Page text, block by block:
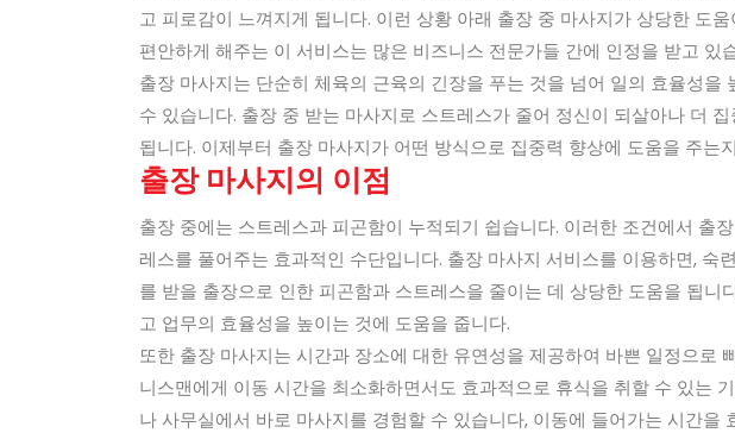
고 피로감이 느껴지게 됩니다. 이런 상황 아래 출장 중 마사지가 상당한 도
편안하게 해주는 이 서비스는 많은 비즈니스 전문가들 간에 인정을 받고 있
출장 마사지는 단순히 체육의 근육의 긴장을 푸는 것을 넘어 일의 효율성을
수 있습니다. 출장 중 받는 마사지로 스트레스가 줄어 정신이 되살아나 더
됩니다. 이제부터 출장 마사지가 어떤 방식으로 집중력 향상에 도움을 주는
출장 마사지의 이점
출장 중에는 스트레스과 피곤함이 누적되기 쉽습니다. 이러한 조건에서 출
레스를 풀어주는 효과적인 수단입니다. 출장 마사지 서비스를 이용하면, 숙
를 받을 출장으로 인한 피곤함과 스트레스을 줄이는 데 상당한 도움을 됩니
고 업무의 효율성을 높이는 것에 도움을 줍니다.
또한 출장 마사지는 시간과 장소에 대한 유연성을 제공하여 바쁜 일정으로
니스맨에게 이동 시간을 최소화하면서도 효과적으로 휴식을 취할 수 있는
나 사무실에서 바로 마사지를 경험할 수 있습니다, 이동에 들어가는 시간을